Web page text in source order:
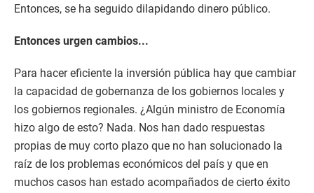
Entonces, se ha seguido dilapidando dinero público.
Entonces urgen cambios...
Para hacer eficiente la inversión pública hay que cambiar
la capacidad de gobernanza de los gobiernos locales y
los gobiernos regionales. ¿Algún ministro de Economía
hizo algo de esto? Nada. Nos han dado respuestas
propias de muy corto plazo que no han solucionado la
raíz de los problemas económicos del país y que en
muchos casos han estado acompañados de cierto éxito